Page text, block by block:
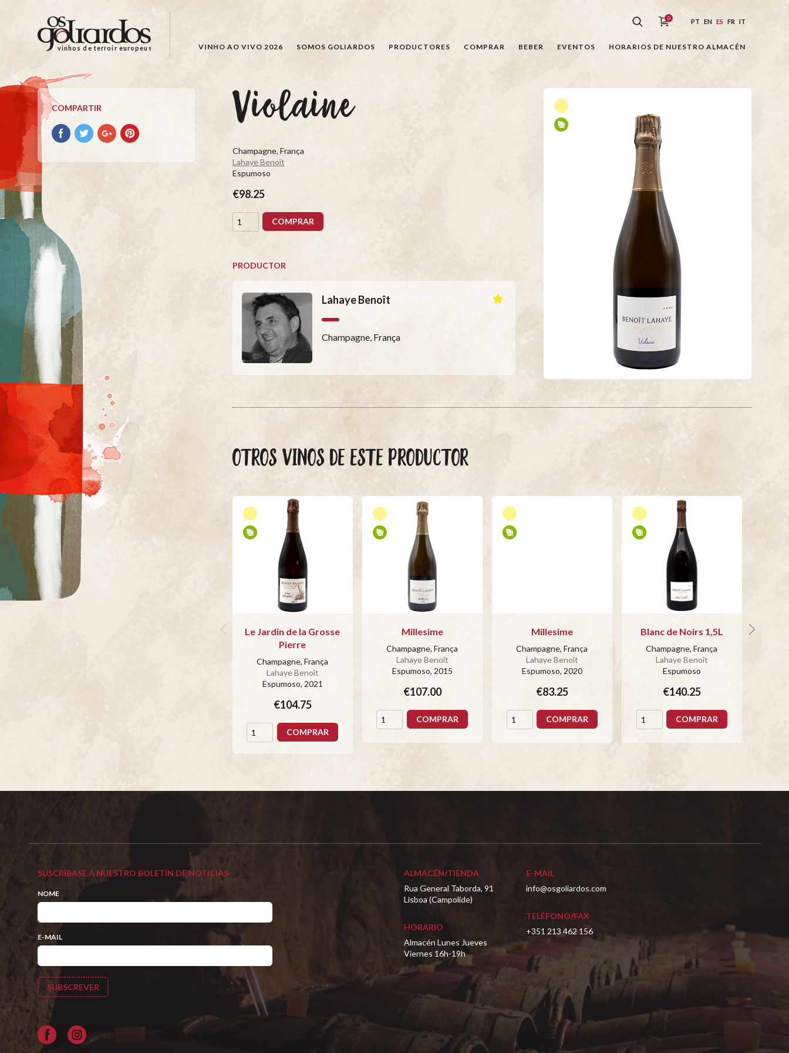
Os
Goliardos
Vinhos
de
Terroir
Europeus
vinhos de terroir europeus
0 PT EN ES FR IT
VINHO AO VIVO 2026 SOMOS GOLIARDOS PRODUCTORES COMPRAR BEBER EVENTOS HORARIOS DE NUESTRO ALMACÉN
COMPARTIR
Compartir
con
Compartir
con
Compartir
con
Compartir
con
Violaine
Champagne, França
Lahaye Benoît
Espumoso
€98.25
COMPRAR
PRODUCTOR
Lahaye Benoît
Champagne, França
OTROS VINOS DE ESTE PRODUCTOR
Le Jardin de la Grosse
Pierre
Champagne, França
Lahaye Benoît
Espumoso, 2021
€104.75
COMPRAR
Millesime
Champagne, França
Lahaye Benoît
Espumoso, 2015
€107.00
COMPRAR
Millesime
Champagne, França
Lahaye Benoît
Espumoso, 2020
€83.25
COMPRAR
Blanc de Noirs 1,5L
Champagne, França
Lahaye Benoît
Espumoso
€140.25
COMPRAR
SUSCRÍBASE A NUESTRO BOLETÍN DE NOTICIAS
NOME
E-MAIL
Facebook
ALMACÉN/TIENDA
Rua General Taborda, 91
Lisboa (Campolide)
HORARIO
Almacén Lunes Jueves
Viernes 16h-19h
E-MAIL
info@osgoliardos.com
TELÉFONO/FAX
+351 213 462 156